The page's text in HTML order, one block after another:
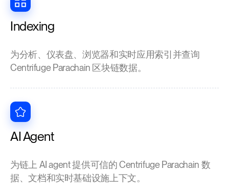
Indexing
为分析、仪表盘、浏览器和实时应用索引并查询
Centrifuge Parachain 区块链数据。
AI Agent
为链上 AI agent 提供可信的 Centrifuge Parachain 数
据、文档和实时基础设施上下文。